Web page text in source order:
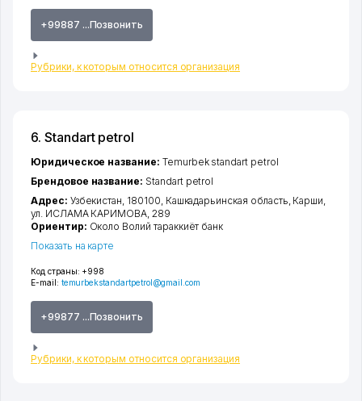
+99887 ...Позвонить
Рубрики, к которым относится организация
6. Standart petrol
Код страны: +998
E-mail: temurbekstandartpetrol@gmail.com
+99877 ...Позвонить
Рубрики, к которым относится организация
Юридическое название: Temurbek standart petrol
Брендовое название: Standart petrol
Адрес: Узбекистан, 180100, Кашкадарьинская область, Карши,
ул. ИСЛАМА КАРИМОВА, 289
Ориентир: Около Волий тараккиёт банк
Показать на карте